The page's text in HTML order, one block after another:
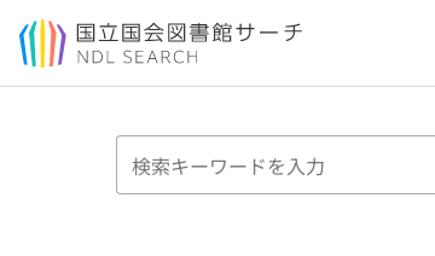
本文へ移動